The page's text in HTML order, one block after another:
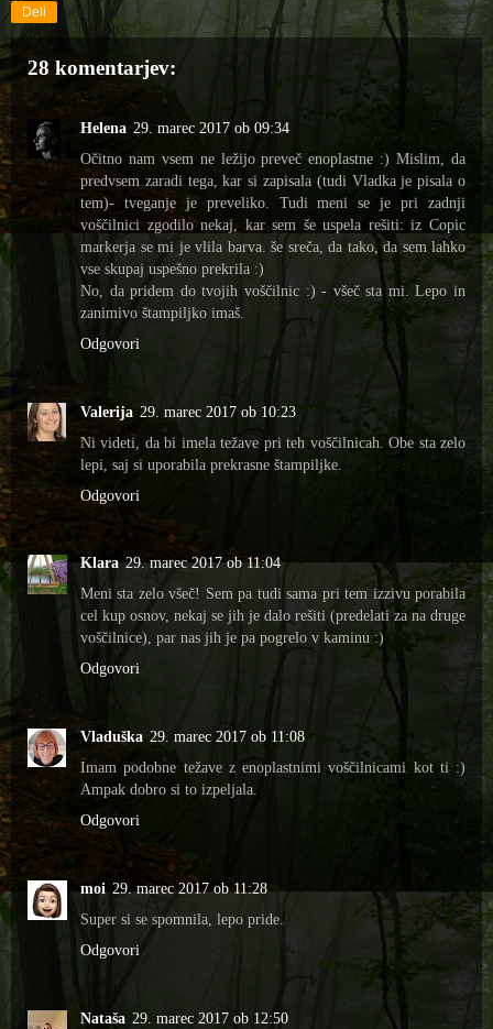
Deli
28 komentarjev:
Helena 29. marec 2017 ob 09:34
Očitno nam vsem ne ležijo preveč enoplastne :) Mislim, da
predvsem zaradi tega, kar si zapisala (tudi Vladka je pisala o
tem)- tveganje je preveliko. Tudi meni se je pri zadnji
voščilnici zgodilo nekaj, kar sem še uspela rešiti: iz Copic
markerja se mi je vlila barva. še sreča, da tako, da sem lahko
vse skupaj uspešno prekrila :)
No, da pridem do tvojih voščilnic :) - všeč sta mi. Lepo in
zanimivo štampiljko imaš.
Odgovori
Valerija 29. marec 2017 ob 10:23
Ni videti, da bi imela težave pri teh voščilnicah. Obe sta zelo
lepi, saj si uporabila prekrasne štampiljke.
Odgovori
Klara 29. marec 2017 ob 11:04
Meni sta zelo všeč! Sem pa tudi sama pri tem izzivu porabila
cel kup osnov, nekaj se jih je dalo rešiti (predelati za na druge
voščilnice), par nas jih je pa pogrelo v kaminu :)
Odgovori
Vladuška 29. marec 2017 ob 11:08
Imam podobne težave z enoplastnimi voščilnicami kot ti :)
Ampak dobro si to izpeljala.
Odgovori
moi 29. marec 2017 ob 11:28
Super si se spomnila, lepo pride.
Odgovori
Nataša 29. marec 2017 ob 12:50